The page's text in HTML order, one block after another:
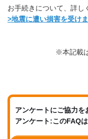
お手続きについて、詳し
>地震に遭い損害を受け
※本記載
アンケートにご協力を
アンケート:このFAQ